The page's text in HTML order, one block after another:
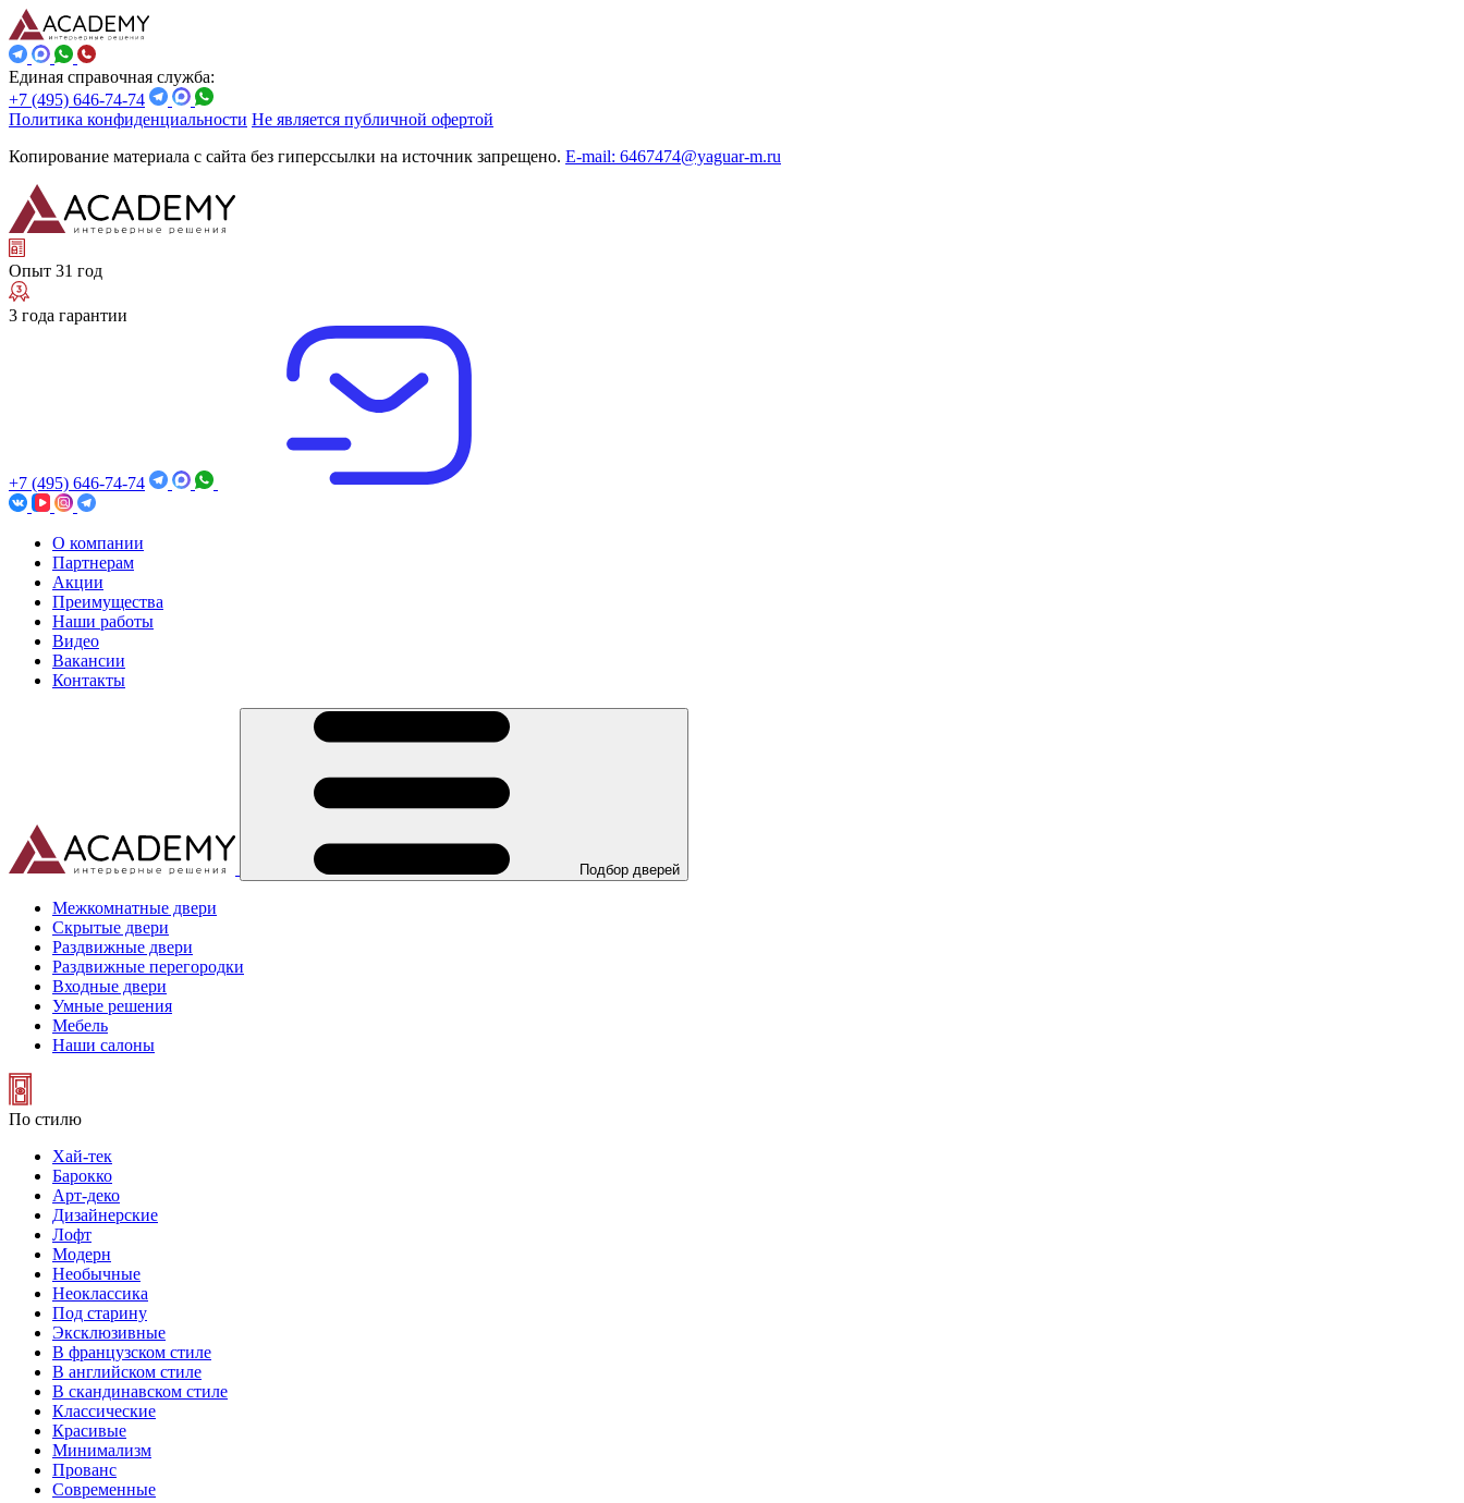
Единая справочная служба:
+7 (495) 646-74-74
Политика конфиденциальности Не является публичной офертой
Копирование материала с сайта без гиперссылки на источник запрещено. E-mail: 6467474@yaguar-m.ru
Опыт 31 год
3 года гарантии
+7 (495) 646-74-74
О компании
Партнерам
Акции
Преимущества
Наши работы
Видео
Вакансии
Контакты
Подбор дверей
Межкомнатные двери
Скрытые двери
Раздвижные двери
Раздвижные перегородки
Входные двери
Умные решения
Мебель
Наши салоны
По стилю
Хай-тек
Барокко
Арт-деко
Дизайнерские
Лофт
Модерн
Необычные
Неоклассика
Под старину
Эксклюзивные
В французском стиле
В английском стиле
В скандинавском стиле
Классические
Красивые
Минимализм
Прованс
Современные